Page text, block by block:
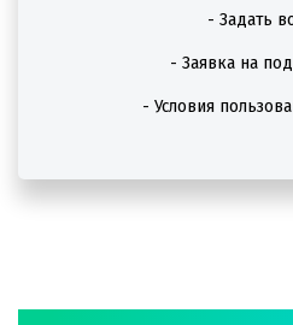
- Задать
- Заявка на
- Условия